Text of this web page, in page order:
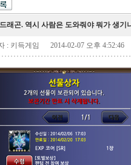
래곤. 역시 사람은 도와줘야 뭐가 생기
: 키득게임 2014-02-07 오후 4:52:46